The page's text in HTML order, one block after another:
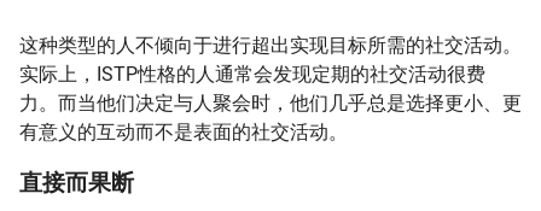
这种类型的人不倾向于进行超出实现目标所需的社交活动。
实际上，ISTP性格的人通常会发现定期的社交活动很费
力。而当他们决定与人聚会时，他们几乎总是选择更小、更
有意义的互动而不是表面的社交活动。
直接而果断